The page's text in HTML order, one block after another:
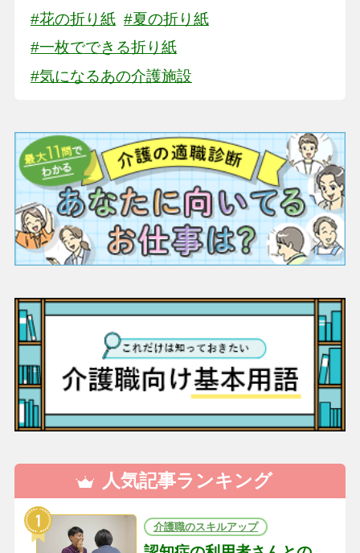
#花の折り紙 #夏の折り紙
#一枚でできる折り紙
#気になるあの介護施設
人気記事ランキング
介護職のスキルアップ